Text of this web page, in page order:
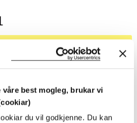
våre best mogleg, brukar vi
du vil godkjenne. Du kan
kull 2021